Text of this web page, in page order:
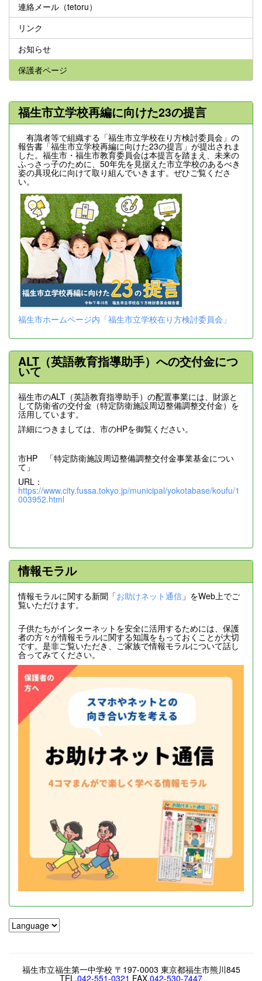
連絡メール（tetoru）
リンク
お知らせ
保護者ページ
福生市立学校再編に向けた23の提言
有識者等で組織する「福生市立学校在り方検討委員会」の
報告書「福生市立学校再編に向けた23の提言」が提出されま
した。福生市・福生市教育委員会は本提言を踏まえ、未来の
ふっさっ子のために、50年先を見据えた市立学校のあるべき
姿の具現化に向けて取り組んでいきます。ぜひご覧くださ
い。
福生市ホームページ内「福生市立学校在り方検討委員会」
ALT（英語教育指導助手）への交付金につ
いて
福生市のALT（英語教育指導助手）の配置事業には、財源と
して防衛省の交付金（特定防衛施設周辺整備調整交付金）を
活用しています。
詳細につきましては、市のHPを御覧ください。
市HP 「特定防衛施設周辺整備調整交付金事業基金につい
て」
URL：
https://www.city.fussa.tokyo.jp/municipal/yokotabase/koufu/1
003952.html
情報モラル
情報モラルに関する新聞「お助けネット通信 」をWeb上でご
覧いただけます。
子供たちがインターネットを安全に活用するためには、保護
者の方々が情報モラルに関する知識をもっておくことが大切
です。是非ご覧いただき、ご家族で情報モラルについて話し
合ってみてください。
福生市立福生第一中学校 〒197-0003 東京都福生市熊川845
TEL.042-551-0321 FAX.042-530-7447